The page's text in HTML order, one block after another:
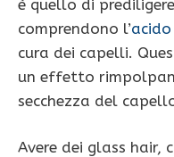
è quello di
comprendono l’
cura dei capelli.
un effetto
secchezza del
Avere dei glass hair,